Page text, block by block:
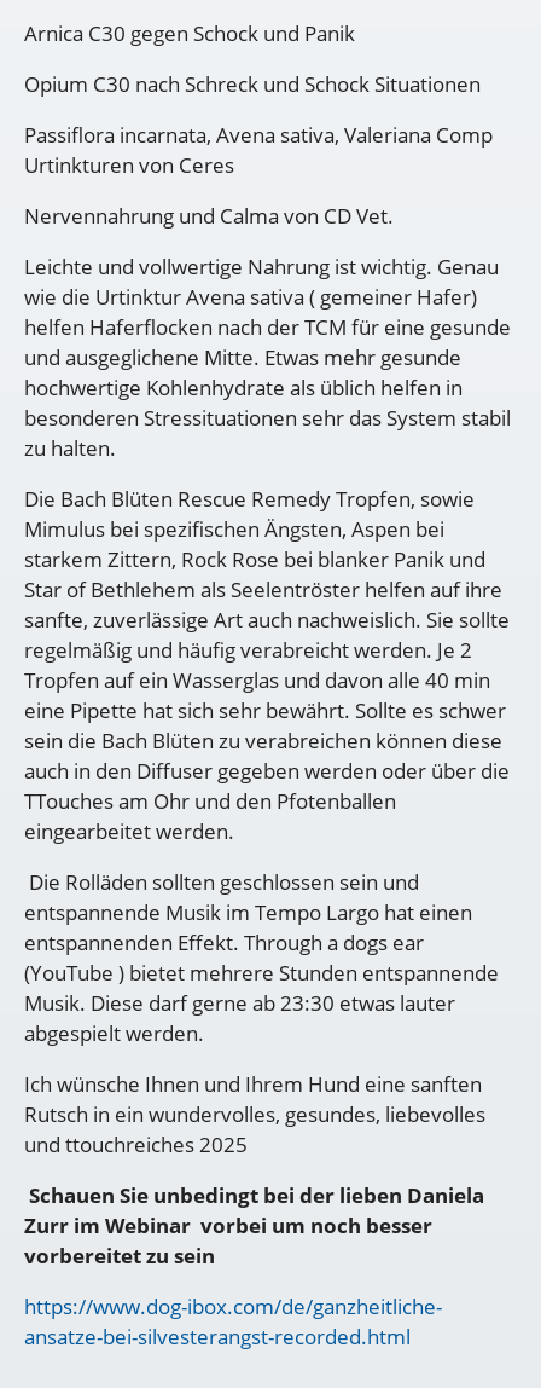
Arnica C30 gegen Schock und Panik
Opium C30 nach Schreck und Schock Situationen
Passiflora incarnata, Avena sativa, Valeriana Comp
Urtinkturen von Ceres
Nervennahrung und Calma von CD Vet.
Leichte und vollwertige Nahrung ist wichtig. Genau
wie die Urtinktur Avena sativa ( gemeiner Hafer)
helfen Haferflocken nach der TCM für eine gesunde
und ausgeglichene Mitte. Etwas mehr gesunde
hochwertige Kohlenhydrate als üblich helfen in
besonderen Stressituationen sehr das System stabil
zu halten.
Die Bach Blüten Rescue Remedy Tropfen, sowie
Mimulus bei spezifischen Ängsten, Aspen bei
starkem Zittern, Rock Rose bei blanker Panik und
Star of Bethlehem als Seelentröster helfen auf ihre
sanfte, zuverlässige Art auch nachweislich. Sie sollte
regelmäßig und häufig verabreicht werden. Je 2
Tropfen auf ein Wasserglas und davon alle 40 min
eine Pipette hat sich sehr bewährt. Sollte es schwer
sein die Bach Blüten zu verabreichen können diese
auch in den Diffuser gegeben werden oder über die
TTouches am Ohr und den Pfotenballen
eingearbeitet werden.
Die Rolläden sollten geschlossen sein und
entspannende Musik im Tempo Largo hat einen
entspannenden Effekt. Through a dogs ear
(YouTube ) bietet mehrere Stunden entspannende
Musik. Diese darf gerne ab 23:30 etwas lauter
abgespielt werden.
Ich wünsche Ihnen und Ihrem Hund eine sanften
Rutsch in ein wundervolles, gesundes, liebevolles
und ttouchreiches 2025
Schauen Sie unbedingt bei der lieben Daniela
Zurr im Webinar vorbei um noch besser
vorbereitet zu sein
https://www.dog-ibox.com/de/ganzheitliche-
ansatze-bei-silvesterangst-recorded.html